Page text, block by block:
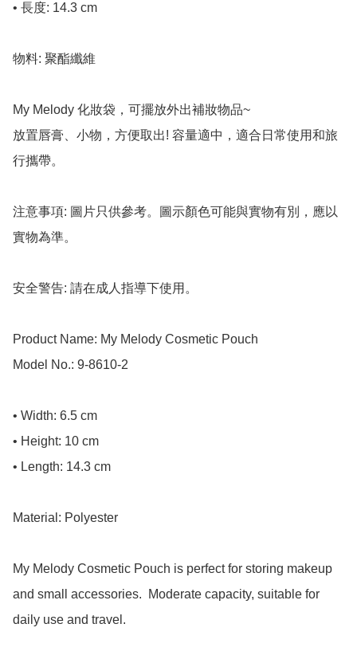
• 長度: 14.3 cm
物料: 聚酯纖維
My Melody 化妝袋，可擺放外出補妝物品~
放置唇膏、小物，方便取出! 容量適中，適合日常使用和旅
行攜帶。
注意事項: 圖片只供參考。圖示顏色可能與實物有別，應以
實物為準。
安全警告: 請在成人指導下使用。
Product Name: My Melody Cosmetic Pouch
Model No.: 9-8610-2
• Width: 6.5 cm
• Height: 10 cm
• Length: 14.3 cm
Material: Polyester
My Melody Cosmetic Pouch is perfect for storing makeup
and small accessories.  Moderate capacity, suitable for
daily use and travel.